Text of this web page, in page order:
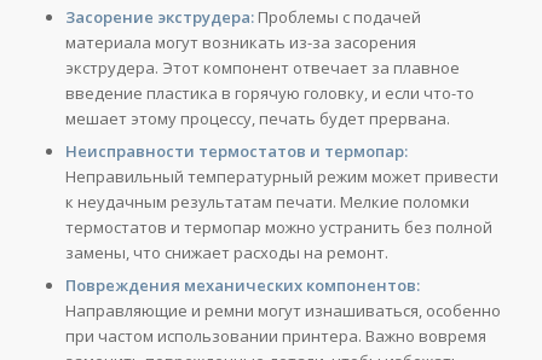
Засорение экструдера:Проблемы с подачей
материала могут возникать из-за засорения
экструдера. Этот компонент отвечает за плавное
введение пластика в горячую головку, и если что-то
мешает этому процессу, печать будет прервана.
Неисправности термостатов и термопар:
Неправильный температурный режим может привести
к неудачным результатам печати. Мелкие поломки
термостатов и термопар можно устранить без полной
замены, что снижает расходы на ремонт.
Повреждения механических компонентов:
Направляющие и ремни могут изнашиваться, особенно
при частом использовании принтера. Важно вовремя